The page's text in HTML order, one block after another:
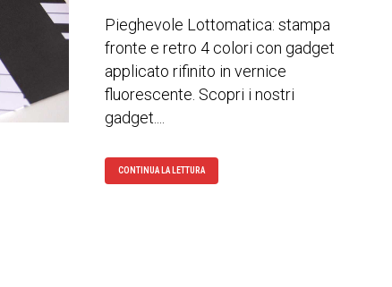
Pieghevole Lottomatica: stampa
fronte e retro 4 colori con gadget
applicato rifinito in vernice
fluorescente. Scopri i nostri
gadget....
CONTINUA LA LETTURA